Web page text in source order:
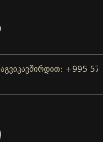
+995 577